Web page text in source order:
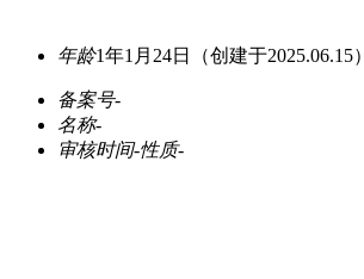
年龄1年1月24日 （创建于2025.06.15）
备案号-
名称-
审核时间-性质-